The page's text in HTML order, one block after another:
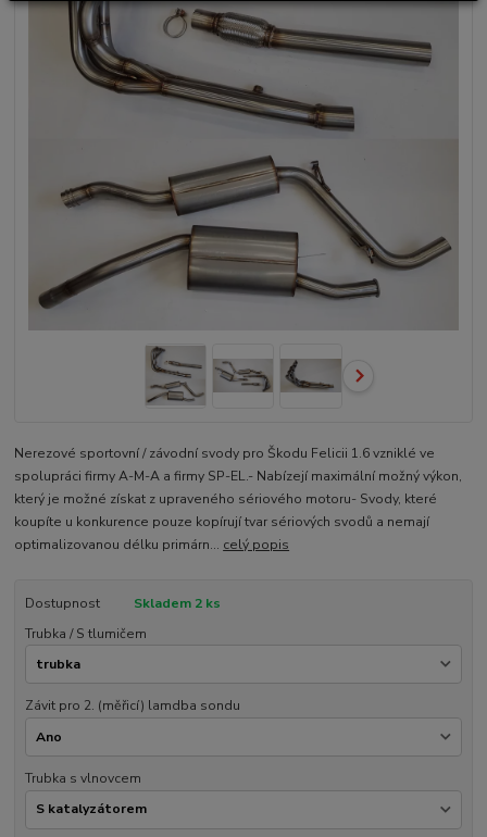
Nerezové sportovní / závodní svody pro Škodu Felicii 1.6 vzniklé ve
spolupráci firmy A-M-A a firmy SP-EL.- Nabízejí maximální možný výkon,
který je možné získat z upraveného sériového motoru- Svody, které
koupíte u konkurence pouze kopírují tvar sériových svodů a nemají
optimalizovanou délku primárn... celý popis
Dostupnost
Skladem 2 ks
Trubka / S tlumičem
Závit pro 2. (měřicí) lamdba sondu
Trubka s vlnovcem